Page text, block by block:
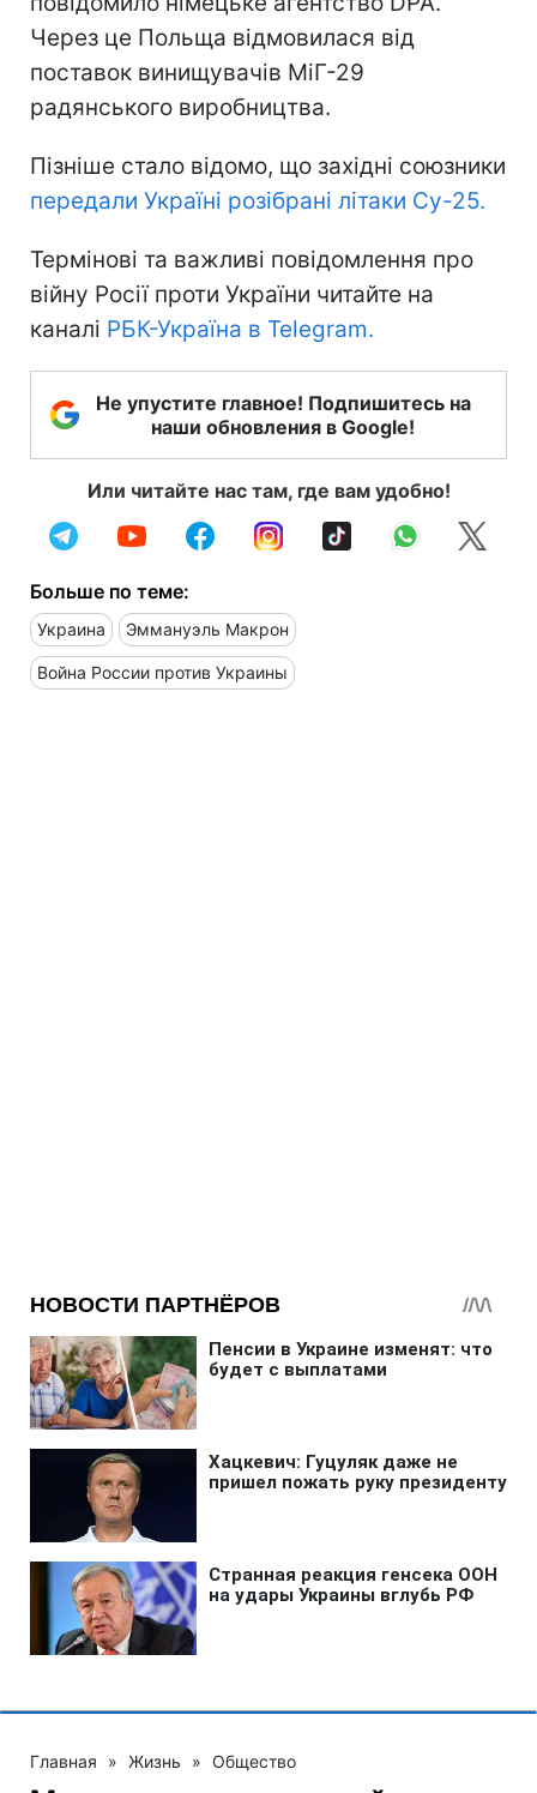
Через це Польща відмовилася від
поставок винищувачів МіГ-29
радянського виробництва.
Пізніше стало відомо, що західні союзники
передали Україні розібрані літаки Су-25.
Термінові та важливі повідомлення про
війну Росії проти України читайте на
каналі РБК-Україна в Telegram.
Не упустите главное! Подпишитесь на
наши обновления в Google!
Или читайте нас там, где вам удобно!
Больше по теме:
Украина Эммануэль Макрон
Война России против Украины
Главная » Жизнь » Общество